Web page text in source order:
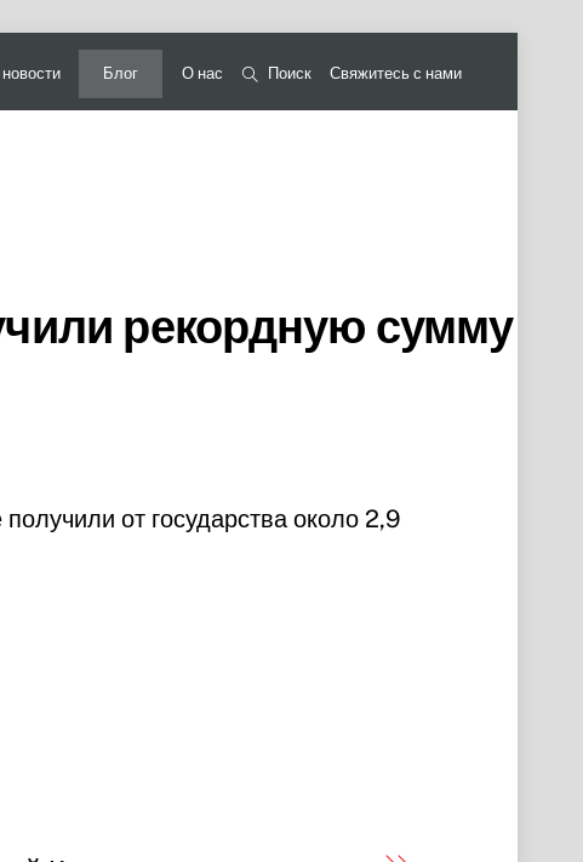
Блог О нас Поиск Свяжитесь с нами
рекордную сумму
от государства около 2,9